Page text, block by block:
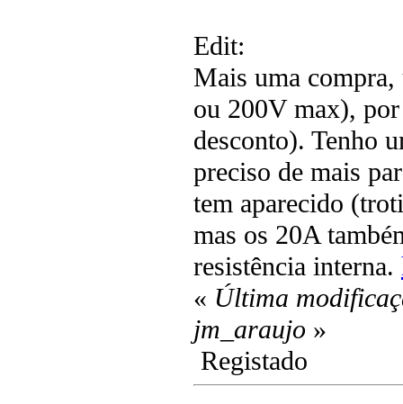
Edit:
Mais uma compra,
ou 200V max),
desconto). Tenho
preciso de mais
tem aparecido
mas os 20A
resistência interna.
« Última
jm_araujo »
Registado